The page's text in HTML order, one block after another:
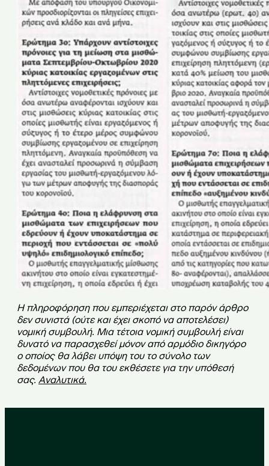
Η πληροφόρηση που εμπεριέχεται στο παρόν άρθρο
δεν συνιστά (ούτε και έχει σκοπό να αποτελέσει)
νομική συμβουλή. Μια τέτοια νομική συμβουλή είναι
δυνατό να παρασχεθεί μόνον από αρμόδιο δικηγόρο
ο οποίος θα λάβει υπόψη του το σύνολο των
δεδομένων που θα του εκθέσετε για την υπόθεσή
σας. Αναλυτικά.